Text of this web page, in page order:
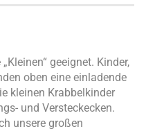
geeignet. Kinder,
oben eine einladende
kleinen Krabbelkinder
und Versteckecken.
unsere großen